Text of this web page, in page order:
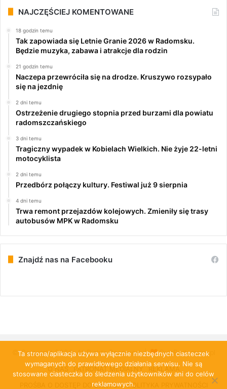
NAJCZĘŚCIEJ KOMENTOWANE
18 godzin temu
Tak zapowiada się Letnie Granie 2026 w Radomsku.
Będzie muzyka, zabawa i atrakcje dla rodzin
21 godzin temu
Naczepa przewróciła się na drodze. Kruszywo rozsypało
się na jezdnię
2 dni temu
Ostrzeżenie drugiego stopnia przed burzami dla powiatu
radomszczańskiego
3 dni temu
Tragiczny wypadek w Kobielach Wielkich. Nie żyje 22-letni
motocyklista
2 dni temu
Przedbórz połączy kultury. Festiwal już 9 sierpnia
4 dni temu
Trwa remont przejazdów kolejowych. Zmieniły się trasy
autobusów MPK w Radomsku
Znajdź nas na Facebooku
© Copyright 2026, All Rights Reserved | PulsRadomska.pl
O NAS PATRONAT MEDIALNY
REKLAMA
PROŚBA O DOSTĘP DO DANYCH
POLITYKA PRYWATNOŚCI
Ta strona/aplikacja używa wyłącznie niezbędnych ciasteczek
wymaganych do prawidłowego działania serwisu. Nie są
stosowane ciasteczka do śledzenia użytkowników ani do celów
reklamowych.